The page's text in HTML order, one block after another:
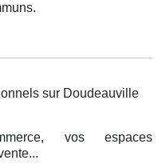
sur Doudeauville
vos espaces